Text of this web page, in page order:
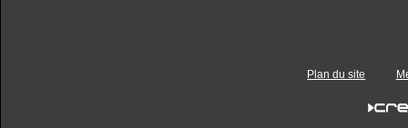
Plan du site